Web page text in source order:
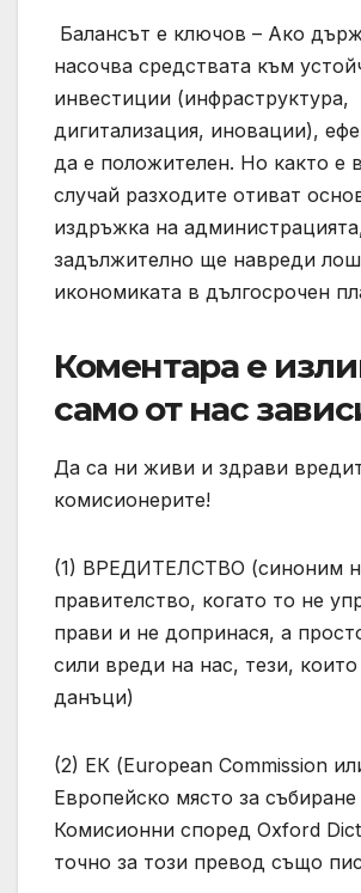
Балансът е ключов – Ако
насочва средствата към
инвестиции (инфраструктура,
дигитализация, иновации),
да е положителен. Но както е
случай разходите отиват
издръжка на
задължително ще навреди
икономиката в дългосрочен
Коментара е
само от нас
Да са ни живи и здрави
комисионерите!
(1) ВРЕДИТЕЛСТВО (синоним
правителство, когато то не
прави и не допринася, а
сили вреди на нас, тези,
данъци)
(2) ЕК (European Commission
Европейско място за събиране
Комисионни според Oxford
точно за този превод също